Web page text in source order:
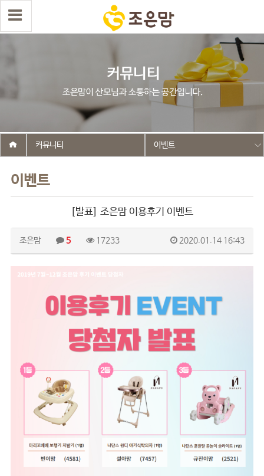
이벤트
커뮤니티 이벤트
[발표] 조은맘 이용후기 이벤트
조은맘 5 17233 2020.01.14 16:43